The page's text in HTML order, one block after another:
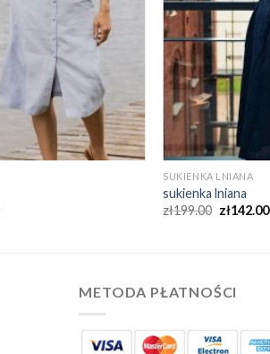
SUKIENKA LNIANA
sukienka lniana
zł199.00 zł142.00
METODA PŁATNOŚCI